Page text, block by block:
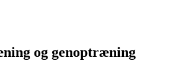
og genoptræning